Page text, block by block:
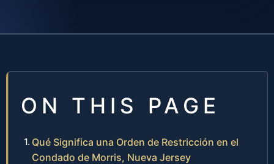
ON THIS PAGE
Qué Significa una Orden de Restricción en el
Condado de Morris, Nueva Jersey